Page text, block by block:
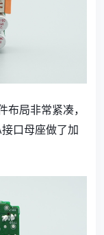
局非常紧凑，
口母座做了加